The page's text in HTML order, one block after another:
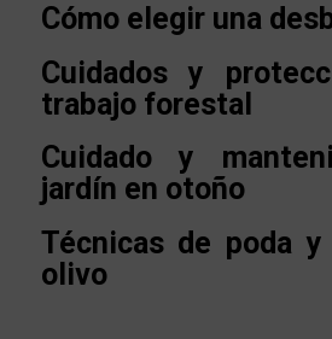
Cómo elegir una
Cuidados y
trabajo forestal
Cuidado y
jardín en otoño
Técnicas de poda y
olivo